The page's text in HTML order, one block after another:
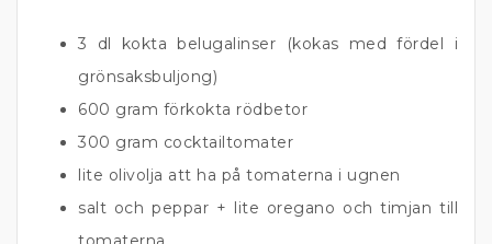
3 dl kokta belugalinser (kokas med fördel i
grönsaksbuljong)
600 gram förkokta rödbetor
300 gram cocktailtomater
lite olivolja att ha på tomaterna i ugnen
salt och peppar + lite oregano och timjan till